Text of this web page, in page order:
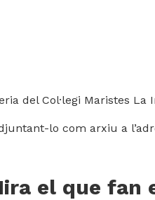
del Col·legi Maristes La
lo com arxiu a
el que fan